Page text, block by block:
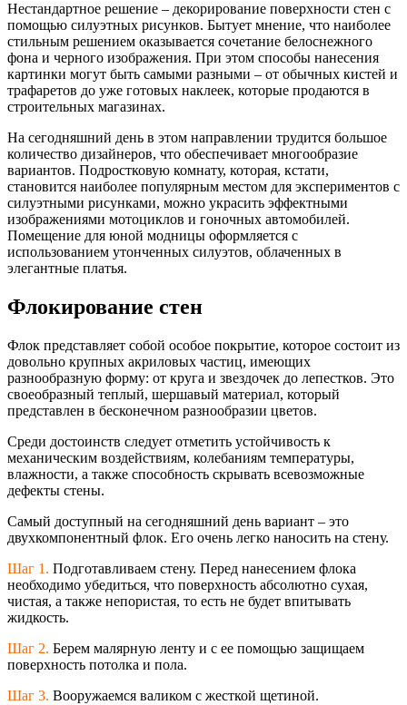
Нестандартное решение – декорирование поверхности стен с
помощью силуэтных рисунков. Бытует мнение, что наиболее
стильным решением оказывается сочетание белоснежного
фона и черного изображения. При этом способы нанесения
картинки могут быть самыми разными – от обычных кистей и
трафаретов до уже готовых наклеек, которые продаются в
строительных магазинах.
На сегодняшний день в этом направлении трудится большое
количество дизайнеров, что обеспечивает многообразие
вариантов. Подростковую комнату, которая, кстати,
становится наиболее популярным местом для экспериментов с
силуэтными рисунками, можно украсить эффектными
изображениями мотоциклов и гоночных автомобилей.
Помещение для юной модницы оформляется с
использованием утонченных силуэтов, облаченных в
элегантные платья.
Флокирование стен
Флок представляет собой особое покрытие, которое состоит из
довольно крупных акриловых частиц, имеющих
разнообразную форму: от круга и звездочек до лепестков. Это
своеобразный теплый, шершавый материал, который
представлен в бесконечном разнообразии цветов.
Среди достоинств следует отметить устойчивость к
механическим воздействиям, колебаниям температуры,
влажности, а также способность скрывать всевозможные
дефекты стены.
Самый доступный на сегодняшний день вариант – это
двухкомпонентный флок. Его очень легко наносить на стену.
Шаг 1. Подготавливаем стену. Перед нанесением флока
необходимо убедиться, что поверхность абсолютно сухая,
чистая, а также непористая, то есть не будет впитывать
жидкость.
Шаг 2. Берем малярную ленту и с ее помощью защищаем
поверхность потолка и пола.
Шаг 3. Вооружаемся валиком с жесткой щетиной.